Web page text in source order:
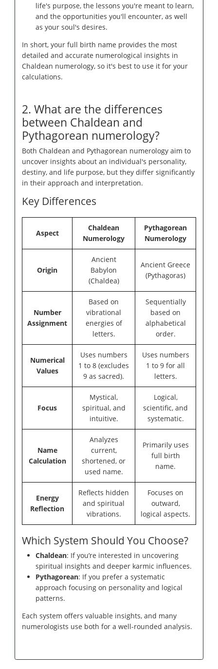
life's purpose, the lessons you're meant to learn,
and the opportunities you'll encounter, as well
as your soul's desires.
In short, your full birth name provides the most
detailed and accurate numerological insights in
Chaldean numerology, so it's best to use it for your
calculations.
2. What are the differences
between Chaldean and
Pythagorean numerology?
Both Chaldean and Pythagorean numerology aim to
uncover insights about an individual's personality,
destiny, and life purpose, but they differ significantly
in their approach and interpretation.
Key Differences
Aspect
Chaldean
Numerology
Pythagorean
Numerology
Origin
Ancient
Babylon
(Chaldea)
Ancient Greece
(Pythagoras)
Number
Assignment
Based on
vibrational
energies of
letters.
Sequentially
based on
alphabetical
order.
Numerical
Values
Uses numbers
1 to 8 (excludes
9 as sacred).
Uses numbers
1 to 9 for all
letters.
Focus
Mystical,
spiritual, and
intuitive.
Logical,
scientific, and
systematic.
Name
Calculation
Analyzes
current,
shortened, or
used name.
Primarily uses
full birth
name.
Energy
Reflection
Reflects hidden
and spiritual
vibrations.
Focuses on
outward,
logical aspects.
Which System Should You Choose?
Chaldean: If you’re interested in uncovering
spiritual insights and deeper karmic influences.
Pythagorean: If you prefer a systematic
approach focusing on personality and logical
patterns.
Each system offers valuable insights, and many
numerologists use both for a well-rounded analysis.